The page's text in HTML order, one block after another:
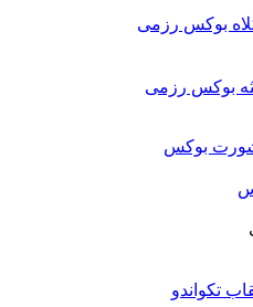
بوکس رزمی
بوکس رزمی
بوکس
تکواندو